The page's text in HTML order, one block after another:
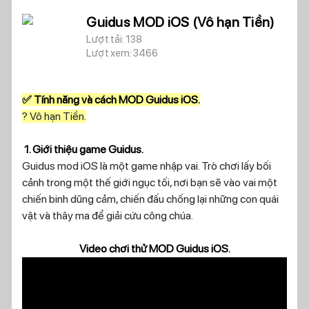
Guidus MOD iOS (Vô hạn Tiền)
Lượt tải: 138
Lượt xem: 3466
✅ Tính năng và cách MOD Guidus iOS.
? Vô hạn Tiền.
1. Giới thiệu game Guidus.
Guidus mod iOS là một game nhập vai. Trò chơi lấy bối
cảnh trong một thế giới ngục tối, nơi bạn sẽ vào vai một
chiến binh dũng cảm, chiến đấu chống lại những con quái
vật và thây ma để giải cứu công chúa.
Video chơi thử MOD Guidus iOS.